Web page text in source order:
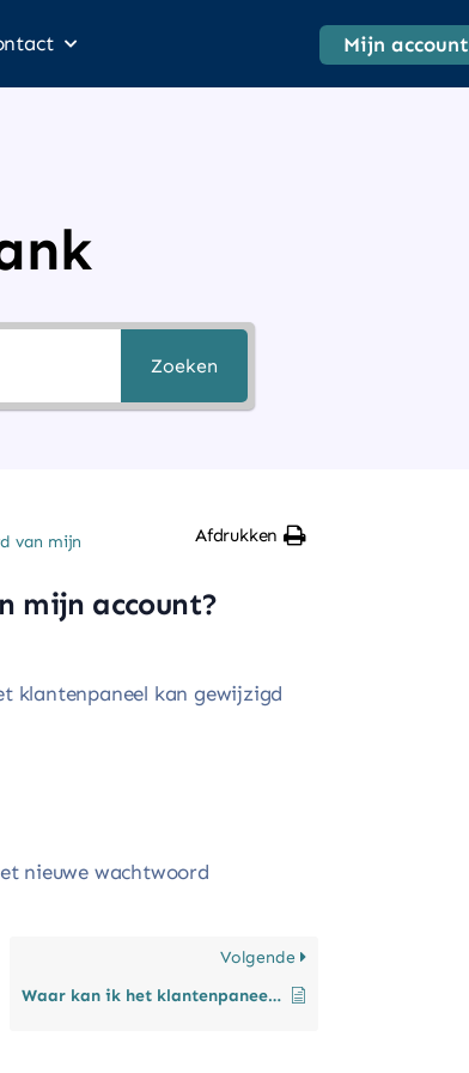
Mijn account
Zoeken
van mijn
Afdrukken
mijn account?
klantenpaneel kan gewijzigd
nieuwe wachtwoord
Volgende
Waar kan ik het klantenpaneel vinden?